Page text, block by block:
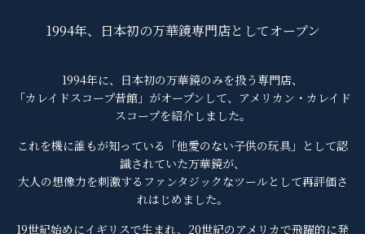
1994年、日本初の万華鏡専門店としてオープン
1994年に、日本初の万華鏡のみを扱う専門店、
「カレイドスコープ昔館」がオープンして、アメリカン・カレイド
スコープを紹介しました。
これを機に誰もが知っている「他愛のない子供の玩具」として認
識されていた万華鏡が、
大人の想像力を刺激するファンタジックなツールとして再評価さ
れはじめました。
19世紀始めにイギリスで生まれ、20世紀のアメリカで飛躍的に発